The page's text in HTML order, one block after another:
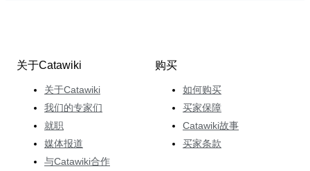
关于Catawiki
关于Catawiki
我们的专家们
就职
媒体报道
与Catawiki合作
购买
如何购买
买家保障
Catawiki故事
买家条款